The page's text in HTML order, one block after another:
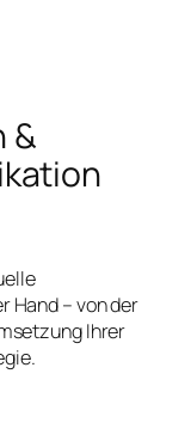
&
Hand – von der
Ihrer